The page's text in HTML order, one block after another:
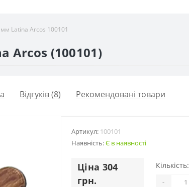
Latina Arcos 100101
Arcos (100101)
Відгуків (8) Рекомендовані товари
Артикул: 100101
Наявність:Є в наявності
Цiна 304
грн.
Кількість:
-